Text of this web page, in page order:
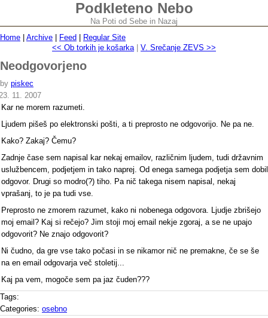
Podkleteno Nebo
Na Poti od Sebe in Nazaj
Home
Archive Feed
Regular Site
<< Ob torkih je košarka| V. Srečanje ZEVS >>
Neodgovorjeno
by piskec
11. 2007
Kar ne morem razumeti.
Ljudem pišeš po elektronski pošti, a ti preprosto ne odgovorijo. Ne pa ne.
Kako? Zakaj? Čemu?
Zadnje čase sem napisal kar nekaj emailov, različnim ljudem, tudi državnim
uslužbencem, podjetjem in tako naprej. Od enega samega podjetja sem dobil
odgovor. Drugi so modro(?) tiho. Pa nič takega nisem napisal, nekaj
vprašanj, to je pa tudi vse.
Preprosto ne zmorem razumet, kako ni nobenega odgovora. Ljudje zbrišejo
moj email? Kaj si rečejo? Jim stoji moj email nekje zgoraj, a se ne upajo
odgovorit? Ne znajo odgovorit?
Ni čudno, da gre vse tako počasi in se nikamor nič ne premakne, če se še
na en email odgovarja več stoletij...
Kaj pa vem, mogoče sem pa jaz čuden???
Tags:
Categories: osebno